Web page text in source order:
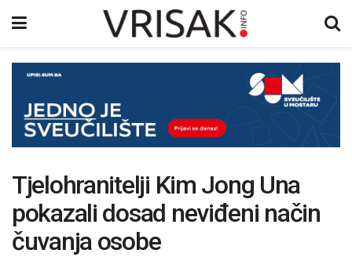
Tjelohranitelji Kim Jong Una
pokazali dosad neviđeni način
čuvanja osobe